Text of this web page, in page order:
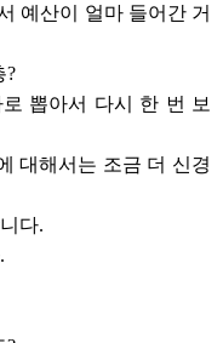
예산이 얼마 들어간 거
?
로 뽑아서 다시 한 번 보
대해서는 조금 더 신경
다.